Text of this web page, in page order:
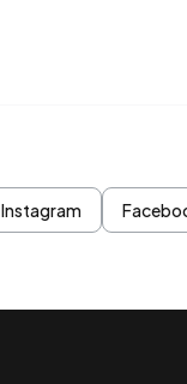
Instagram